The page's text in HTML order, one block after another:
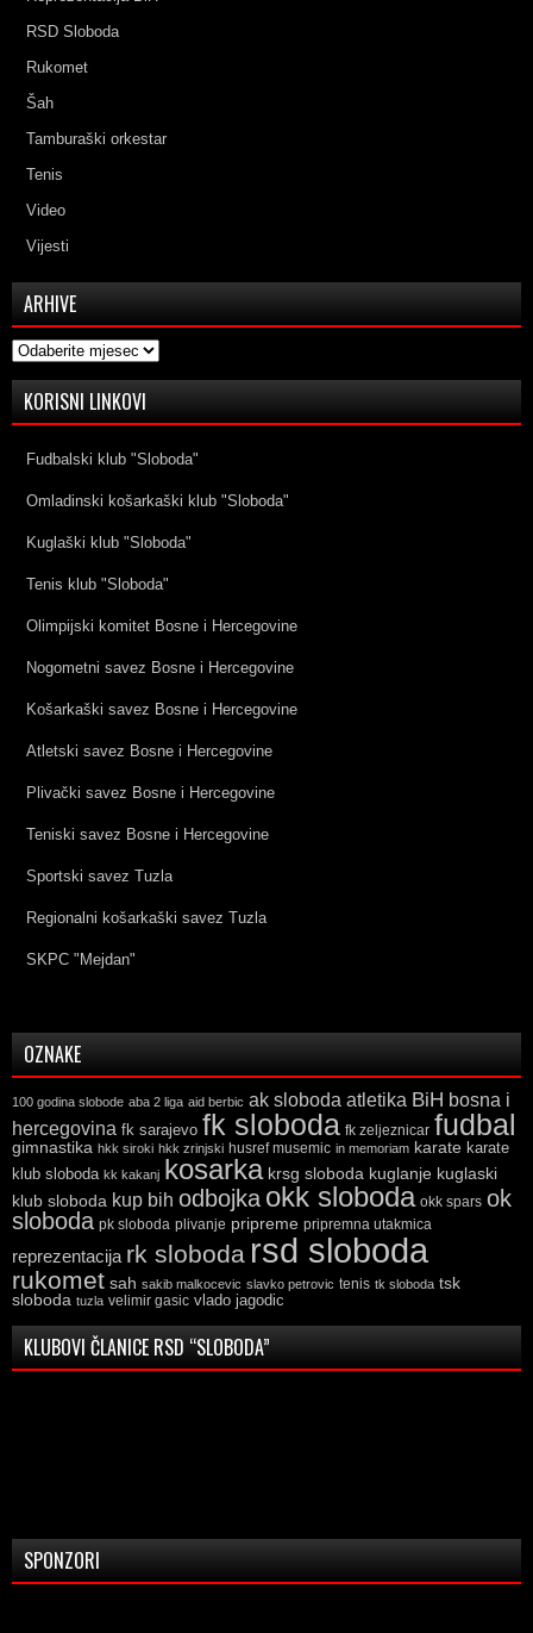
RSD Sloboda
Rukomet
Šah
Tamburaški orkestar
Tenis
Video
Vijesti
ARHIVE
Arhive
KORISNI LINKOVI
Fudbalski klub "Sloboda"
Omladinski košarkaški klub "Sloboda"
Kuglaški klub "Sloboda"
Tenis klub "Sloboda"
Olimpijski komitet Bosne i Hercegovine
Nogometni savez Bosne i Hercegovine
Košarkaški savez Bosne i Hercegovine
Atletski savez Bosne i Hercegovine
Plivački savez Bosne i Hercegovine
Teniski savez Bosne i Hercegovine
Sportski savez Tuzla
Regionalni košarkaški savez Tuzla
SKPC "Mejdan"
OZNAKE
100 godina slobode aba 2 liga aid berbic ak sloboda atletika BiH bosna i
hercegovina fk sarajevo fk sloboda fk zeljeznicar fudbal
gimnastika hkk siroki hkk zrinjski husref musemic in memoriam karate karate
klub sloboda kk kakanj kosarka krsg sloboda kuglanje kuglaski
klub sloboda kup bih odbojka okk sloboda okk spars ok
sloboda pk sloboda plivanje pripreme pripremna utakmica
reprezentacija rk sloboda rsd sloboda
rukomet sah sakib malkocevic slavko petrovic tenis tk sloboda tsk
sloboda tuzla velimir gasic vlado jagodic
KLUBOVI ČLANICE RSD “SLOBODA”
SPONZORI